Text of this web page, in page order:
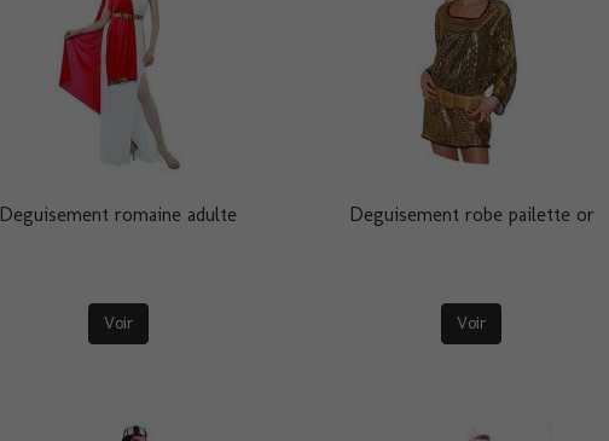
Deguisement romaine adulte
Voir
Deguisement robe pailette or
Voir